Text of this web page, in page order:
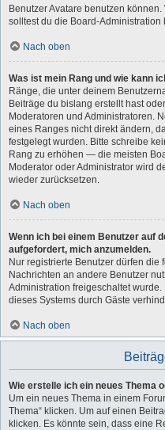
Benutzer Avatare benutzen
solltest du die Board-Administration
Nach oben
Was ist mein Rang und wie kann
Ränge, die unter deinem
Beiträge du bislang erstellt hast
Moderatoren und Administratoren.
eines Ranges nicht direkt ändern,
festgelegt wurden. Bitte schreibe
Rang zu erhöhen — die meisten
Moderator oder Administrator wird
wieder zurücksetzen.
Nach oben
Wenn ich bei einem Benutzer auf
aufgefordert, mich anzumelden.
Nur registrierte Benutzer dürfen die
Nachrichten an andere Benutzer
Administration freigeschaltet
dieses Systems durch Gäste
Nach oben
Wie erstelle ich ein neues Thema
Um ein neues Thema in einem
Thema“ klicken. Um auf einen
klicken. Es könnte sein, dass eine